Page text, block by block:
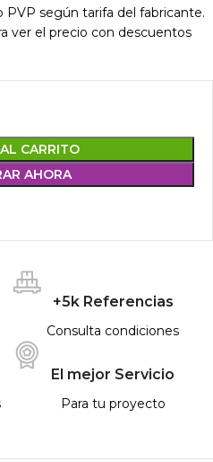
PVP según tarifa del fabricante.
ver el precio con descuentos
CARRITO
AHORA
+5k Referencias
Consulta condiciones
El mejor Servicio
Para tu proyecto